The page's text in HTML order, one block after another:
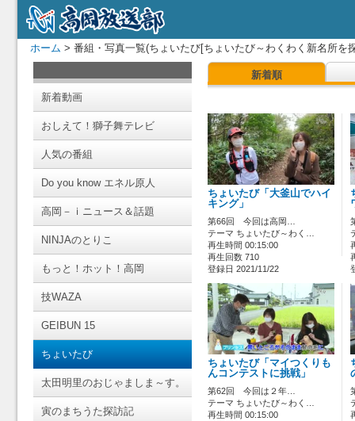
ホーム > 番組・写真一覧(ちょいたび[ちょいたび～わくわく新名所を
新着動画
おしえて！獅子舞テレビ
人気の番組
Do you know エネル原人
高岡－ｉニュース＆話題
NINJAのとりこ
もっと！ホット！高岡
技WAZA
GEIBUN 15
ちょいたび
太田明里のおじゃましま～す。
寅のまちうた探訪記
新着順
ちょいたび「大釜山でハイ
キング」
第66回 今回は高岡…
テーマ ちょいたび～わく…
再生時間 00:15:00
再生回数 710
登録日 2021/11/22
ちょいたび「マイつくりも
んコンテストに挑戦」
第62回 今回は２年…
テーマ ちょいたび～わく…
再生時間 00:15:00